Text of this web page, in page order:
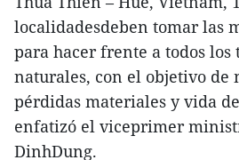
localidadesdeben tomar las
para hacer frente a todos los
naturales, con el objetivo de
pérdidas materiales y vida
enfatizó el viceprimer
DinhDung.